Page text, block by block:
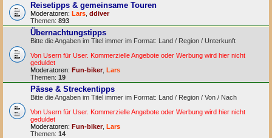
Reisetipps & gemeinsame Touren
Moderatoren: Lars ddiver
Themen: 893
Übernachtungstipps
Bitte die Angaben im Titel immer im Format: Land / Region / Unterkunft
Von Usern für User. Kommerzielle Angebote oder Werbung wird hier nicht
geduldet
Moderatoren: Fun-biker Lars
Themen: 19
Pässe & Streckentipps
Bitte die Angaben im Titel immer im Format: Land / Region / Von / Nach
Von Usern für User. Kommerzielle Angebote oder Werbung wird hier nicht
geduldet
Moderatoren: Fun-biker, Lars
Themen: 14